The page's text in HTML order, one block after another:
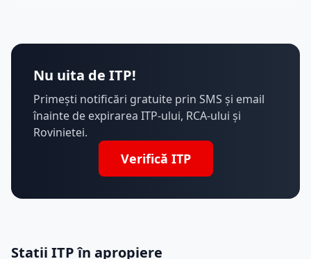
Nu uita de ITP!
Primești notificări gratuite prin SMS și email
înainte de expirarea ITP-ului, RCA-ului și
Rovinietei.
Verifică ITP
Stații ITP în apropiere